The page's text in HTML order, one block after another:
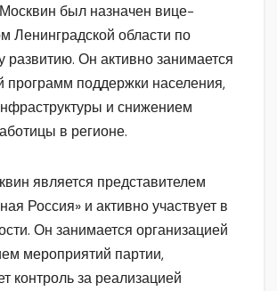
был назначен вице-
Ленинградской области по
развитию. Он активно занимается
программ поддержки населения,
и снижением
в регионе.
является представителем
Россия» и активно участвует в
Он занимается организацией
мероприятий партии,
контроль за реализацией